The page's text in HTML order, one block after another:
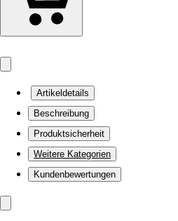
Artikeldetails
Beschreibung
Produktsicherheit
Weitere Kategorien
Kundenbewertungen